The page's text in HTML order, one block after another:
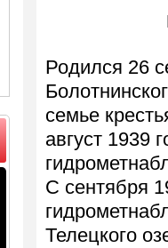
Родился 26
семье
август 1939
С сентября
Телецкого